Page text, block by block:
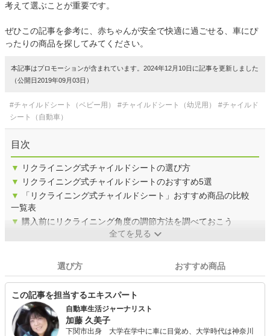
考えて選ぶことが重要です。
ぜひこの記事を参考に、赤ちゃんが安全で快適に過ごせる、車にぴ
ったりの商品を探してみてください。
本記事はプロモーションが含まれています。2024年12月10日に記事を更新しました
（公開日2019年09月03日）
#チャイルドシート（ベビー用） #チャイルドシート（幼児用）
#チャイルド
シート（自動車）
目次
▼
リクライニング式チャイルドシートの選び方
▼
リクライニング式チャイルドシートのおすすめ5選
▼
「リクライニング式チャイルドシート」おすすめ商品の比較
一覧表
▼ 購入前にリクライニング角度の調節方法を調べておこう
全てを見る
選び方 おすすめ商品
この記事を担当するエキスパート
自動車生活ジャーナリスト
加藤 久美子
下関市出身 大学在学中に車に目覚め、大学時代は神奈川